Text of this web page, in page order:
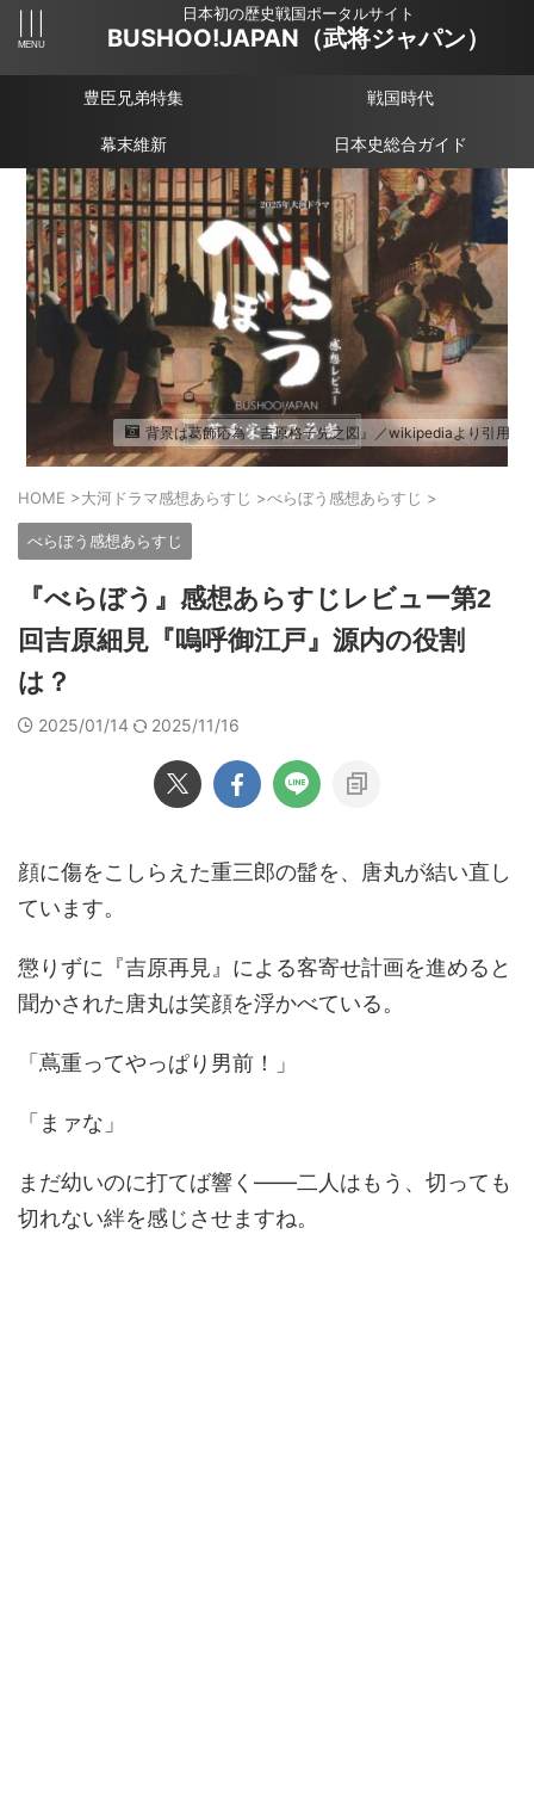
日本初の歴史戦国ポータルサイト
BUSHOO!JAPAN（武将ジャパン）
豊臣兄弟特集 戦国時代
幕末維新 日本史総合ガイド
背景は葛飾応為『吉原格子先之図』／wikipediaより引用
HOME >大河ドラマ感想あらすじ >べらぼう感想あらすじ >
べらぼう感想あらすじ
『べらぼう』感想あらすじレビュー第2
回吉原細見『嗚呼御江戸』源内の役割
は？
2025/01/14 2025/11/16
顔に傷をこしらえた重三郎の髷を、唐丸が結い直し
ています。
懲りずに『吉原再見』による客寄せ計画を進めると
聞かされた唐丸は笑顔を浮かべている。
「蔦重ってやっぱり男前！」
「まァな」
まだ幼いのに打てば響く――二人はもう、切っても
切れない絆を感じさせますね。